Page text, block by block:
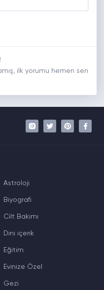
ilk yorumu hemen sen
Astroloji
Biyografi
Cilt Bakımı
Dini içerik
Eğitim
Evinize Özel
Gezi